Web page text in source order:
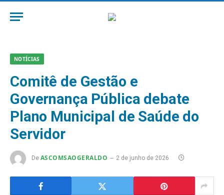
NOTÍCIAS
Comitê de Gestão e
Governança Pública debate
Plano Municipal de Saúde do
Servidor
De ASCOMSAOGERALDO 2 de junho de 2026